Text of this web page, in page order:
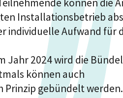
können die
Installationsbetrieb
individuelle Aufwand für
Jahr 2024 wird die
können auch
Prinzip gebündelt werden.